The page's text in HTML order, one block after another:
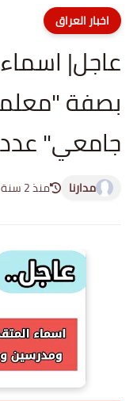
اخبار العراق
عاجل|
بصفة
جامعي" عددها
مدارنا منذ 2 سنة